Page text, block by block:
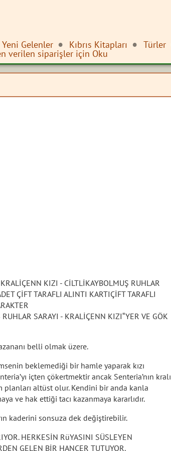
Yeni Gelenler Kıbrıs Kitapları Türler
verilen siparişler için Oku
KIZI - CİLTLİKAYBOLMUŞ RUHLAR
ÇİFT TARAFLI ALINTI KARTIÇİFT TARAFLI
SARAYI - KRALİÇENN KIZI“YER VE GÖK
belli olmak üzere.
beklemediği bir hamle yaparak kızı
içten çökertmektir ancak Senteria’nın kralı
planları altüst olur. Kendini bir anda kanla
ve hak ettiği tacı kazanmaya kararlıdır.
kaderini sonsuza dek değiştirebilir.
HERKESİN RüYASINI SÜSLEYEN
GELEN BİR HANÇER TUTUYOR.